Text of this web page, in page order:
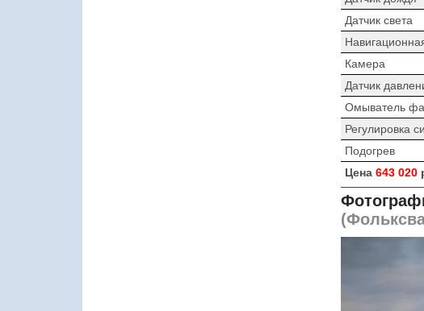
Датчик света
Камера
Датчик
Омыватель
Регулировка
Подогрев
Цена 643 020